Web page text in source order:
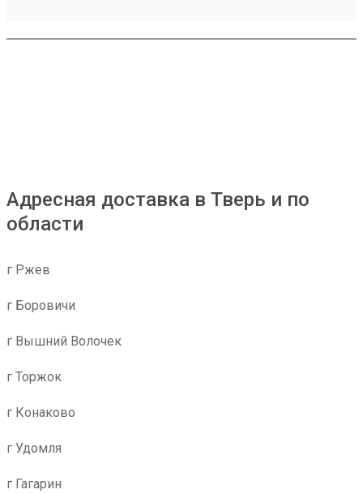
отсутствие очередей. Персонал в этом отделении
Адресная доставка в Тверь и по
области
г Ржев
г Боровичи
г Вышний Волочек
г Торжок
г Конаково
г Удомля
г Гагарин